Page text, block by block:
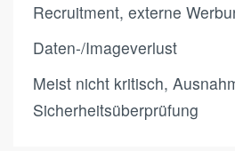
Recruitment, externe
Daten-/Imageverlust
Meist nicht kritisch,
Sicherheitsüberprüfung